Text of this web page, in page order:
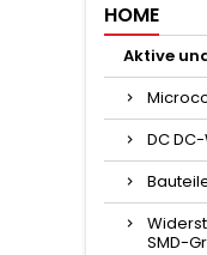
HOME
Aktive
DC
SMD-